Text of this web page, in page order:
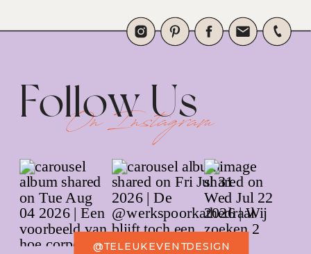
@TELEUKEVENTDESIGN
On Instagram
Follow Us